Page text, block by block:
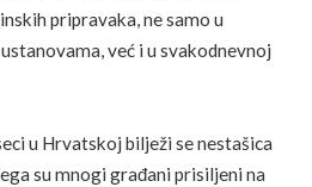
pripravaka, ne samo u
već i u svakodnevnoj
u Hrvatskoj bilježi se nestašica
su mnogi građani prisiljeni na